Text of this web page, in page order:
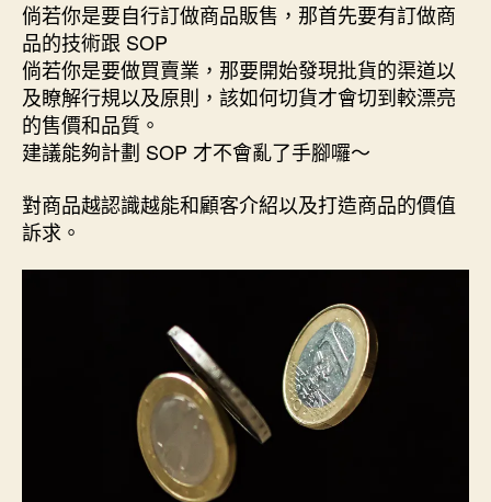
倘若你是要自行訂做商品販售，那首先要有訂做商
品的技術跟 SOP
倘若你是要做買賣業，那要開始發現批貨的渠道以
及瞭解行規以及原則，該如何切貨才會切到較漂亮
的售價和品質。
建議能夠計劃 SOP 才不會亂了手腳囉～
對商品越認識越能和顧客介紹以及打造商品的價值
訴求。